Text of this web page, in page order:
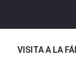
VISITA A LA